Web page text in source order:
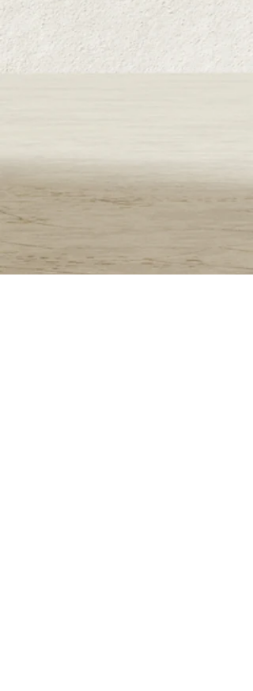
・内容量：120g（1瓶あたり）
・原材料：
食用オリーブオイル、バジルペースト、チ
ーズ、松の実、にんにく、食塩、こしょう、
（一部に乳成分、卵を含む）
せました。
クセはなく、普段のお料理にご利用いただけ
る他、ハチミツとお水(炭酸)で割ればさっぱ
毎日スプーン一杯。発酵生活をはじめてみま
せんか？